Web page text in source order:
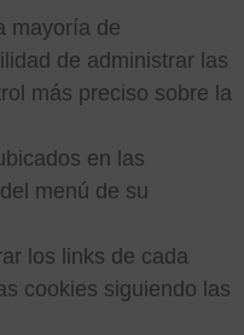
mayoría de
de administrar las
más preciso sobre la
en las
menú de su
los links de cada
cookies siguiendo las